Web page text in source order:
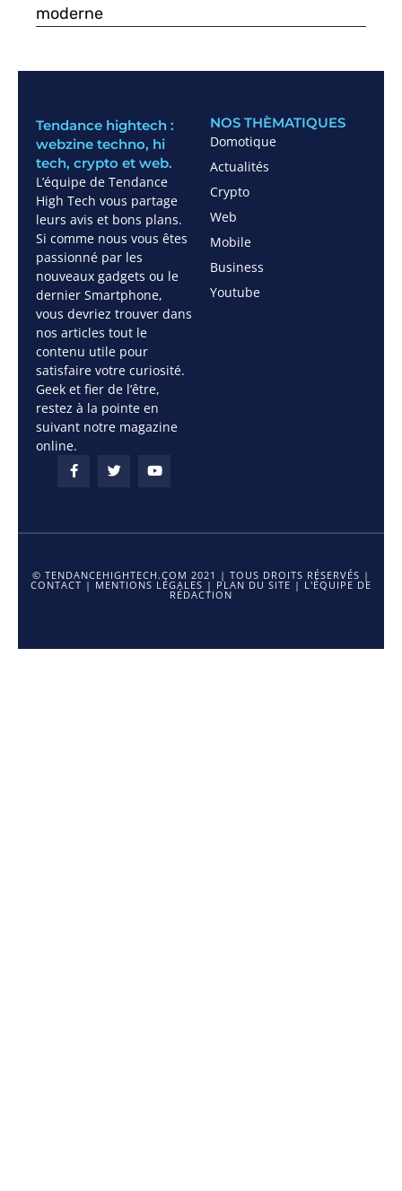
moderne
Tendance hightech :
webzine techno, hi
tech, crypto et web.
L’équipe de Tendance
High Tech vous partage
leurs avis et bons plans.
Si comme nous vous êtes
passionné par les
nouveaux gadgets ou le
dernier Smartphone,
vous devriez trouver dans
nos articles tout le
contenu utile pour
satisfaire votre curiosité.
Geek et fier de l’être,
restez à la pointe en
suivant notre magazine
online.
NOS THÈMATIQUES
Domotique
Actualités
Crypto
Web
Mobile
Business
Youtube
© TENDANCEHIGHTECH.COM 2021 | TOUS DROITS RÉSERVÉS |
CONTACT | MENTIONS LÉGALES | PLAN DU SITE | L'ÉQUIPE DE
RÉDACTION